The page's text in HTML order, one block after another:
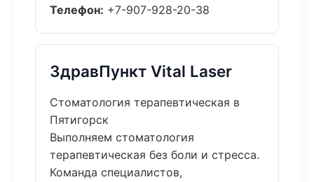
Телефон: +7-907-928-20-38
ЗдравПункт Vital Laser
Стоматология терапевтическая в
Пятигорск
Выполняем стоматология
терапевтическая без боли и стресса.
Команда специалистов,